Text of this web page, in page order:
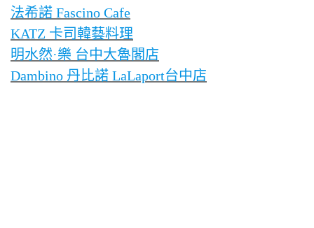
法希諾 Fascino Cafe
KATZ 卡司韓藝料理
明水然·樂 台中大魯閣店
Dambino 丹比諾 LaLaport台中店